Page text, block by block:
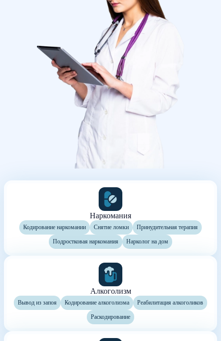
Наркомания
Кодирование наркомании Снятие ломки Принудительная терапия
Подростковая наркомания Нарколог на дом
Алкоголизм
Вывод из запоя Кодирование алкоголизма Реабилитация алкоголиков
Раскодирование